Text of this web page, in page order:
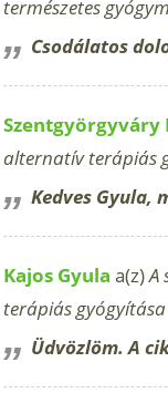
természetes
Csodálatos
Szentgyörgyváry
alternatív terápiás
Kedves Gyula,
Kajos Gyula a(z)A
terápiás gyógyítása
Üdvözlöm. A